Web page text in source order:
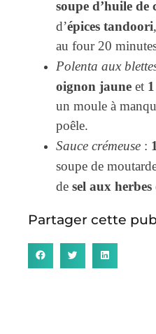
soupe d’huile de
d’épices tandoori
au four 20
Polenta aux
oignon jaune et
un moule à
poêle.
Sauce crémeuse :
soupe de
de sel aux herbes
Partager cette